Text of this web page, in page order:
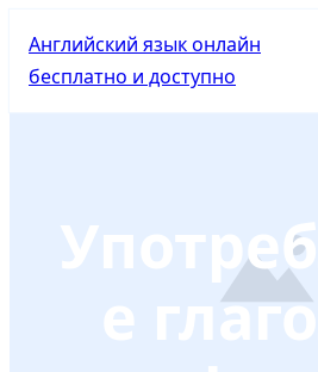
Английский язык онлайн
бесплатно и доступно
е